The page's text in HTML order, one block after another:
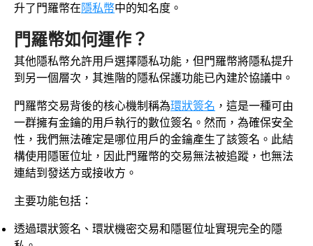
升了門羅幣在隱私幣中的知名度。
門羅幣如何運作？
其他隱私幣允許用戶選擇隱私功能，但門羅幣將隱私提升
到另一個層次，其進階的隱私保護功能已內建於協議中。
門羅幣交易背後的核心機制稱為環狀簽名 ，這是一種可由
一群擁有金鑰的用戶執行的數位簽名。然而，為確保安全
性，我們無法確定是哪位用戶的金鑰產生了該簽名。此結
構使用隱匿位址，因此門羅幣的交易無法被追蹤，也無法
連結到發送方或接收方。
主要功能包括：
透過環狀簽名、環狀機密交易和隱匿位址實現完全的隱